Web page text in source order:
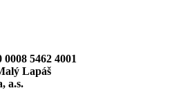
0008 5462 4001
Lapáš
a.s.